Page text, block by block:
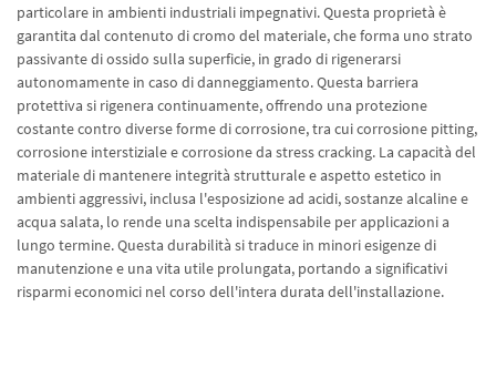
particolare in ambienti industriali impegnativi. Questa proprietà è
garantita dal contenuto di cromo del materiale, che forma uno strato
passivante di ossido sulla superficie, in grado di rigenerarsi
autonomamente in caso di danneggiamento. Questa barriera
protettiva si rigenera continuamente, offrendo una protezione
costante contro diverse forme di corrosione, tra cui corrosione pitting,
corrosione interstiziale e corrosione da stress cracking. La capacità del
materiale di mantenere integrità strutturale e aspetto estetico in
ambienti aggressivi, inclusa l'esposizione ad acidi, sostanze alcaline e
acqua salata, lo rende una scelta indispensabile per applicazioni a
lungo termine. Questa durabilità si traduce in minori esigenze di
manutenzione e una vita utile prolungata, portando a significativi
risparmi economici nel corso dell'intera durata dell'installazione.